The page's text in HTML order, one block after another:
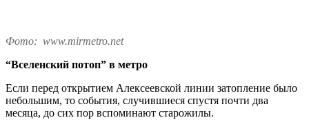
Фото: www.mirmetro.net
“Вселенский потоп” в метро
Если перед открытием Алексеевской линии затопление было
небольшим, то события, случившиеся спустя почти два
месяца, до сих пор вспоминают старожилы.